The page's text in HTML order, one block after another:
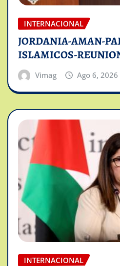
INTERNACIONAL
JORDANIA-AMAN-
ISLAMICOS-
Vimag Ago 6, 2026
INTERNACIONAL